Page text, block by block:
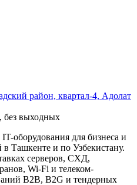
район, квартал-4, Адолат
без выходных
оборудования для бизнеса и
в Ташкенте и по Узбекистану.
серверов, СХД,
Wi-Fi и телеком-
B2B, B2G и тендерных